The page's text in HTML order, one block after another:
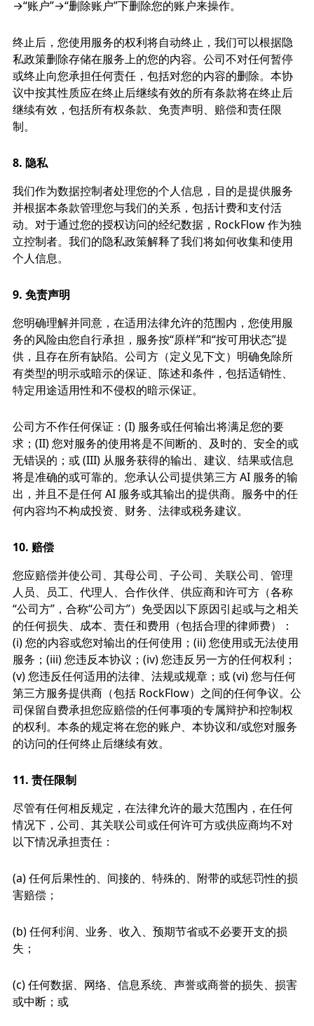
→“账户”→“删除账户”下删除您的账户来操作。
终止后，您使用服务的权利将自动终止，我们可以根据隐
私政策删除存储在服务上的您的内容。公司不对任何暂停
或终止向您承担任何责任，包括对您的内容的删除。本协
议中按其性质应在终止后继续有效的所有条款将在终止后
继续有效，包括所有权条款、免责声明、赔偿和责任限
制。
8. 隐私
我们作为数据控制者处理您的个人信息，目的是提供服务
并根据本条款管理您与我们的关系，包括计费和支付活
动。对于通过您的授权访问的经纪数据，RockFlow 作为独
立控制者。我们的隐私政策解释了我们将如何收集和使用
个人信息。
9. 免责声明
您明确理解并同意，在适用法律允许的范围内，您使用服
务的风险由您自行承担，服务按“原样”和“按可用状态”提
供，且存在所有缺陷。公司方（定义见下文）明确免除所
有类型的明示或暗示的保证、陈述和条件，包括适销性、
特定用途适用性和不侵权的暗示保证。
公司方不作任何保证：(I) 服务或任何输出将满足您的要
求；(II) 您对服务的使用将是不间断的、及时的、安全的或
无错误的；或 (III) 从服务获得的输出、建议、结果或信息
将是准确的或可靠的。您承认公司提供第三方 AI 服务的输
出，并且不是任何 AI 服务或其输出的提供商。服务中的任
何内容均不构成投资、财务、法律或税务建议。
10. 赔偿
您应赔偿并使公司、其母公司、子公司、关联公司、管理
人员、员工、代理人、合作伙伴、供应商和许可方（各称
“公司方”，合称“公司方”）免受因以下原因引起或与之相关
的任何损失、成本、责任和费用（包括合理的律师费）：
(i) 您的内容或您对输出的任何使用；(ii) 您使用或无法使用
服务；(iii) 您违反本协议；(iv) 您违反另一方的任何权利；
(v) 您违反任何适用的法律、法规或规章；或 (vi) 您与任何
第三方服务提供商（包括 RockFlow）之间的任何争议。公
司保留自费承担您应赔偿的任何事项的专属辩护和控制权
的权利。本条的规定将在您的账户、本协议和/或您对服务
的访问的任何终止后继续有效。
11. 责任限制
尽管有任何相反规定，在法律允许的最大范围内，在任何
情况下，公司、其关联公司或任何许可方或供应商均不对
以下情况承担责任：
(a) 任何后果性的、间接的、特殊的、附带的或惩罚性的损
害赔偿；
(b) 任何利润、业务、收入、预期节省或不必要开支的损
失；
(c) 任何数据、网络、信息系统、声誉或商誉的损失、损害
或中断；或